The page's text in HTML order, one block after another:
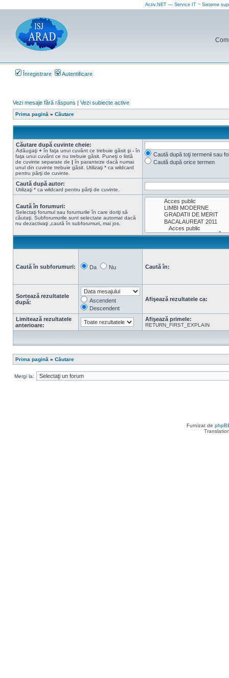
Activ.NET — Service IT ~ Sisteme
Înregistrare Autentificare
Vezi mesaje fără răspuns | Vezi subiecte active
Prima pagină » Căutare
Căutare după cuvinte cheie:
Adăugaţi + în faţa unui cuvânt ce trebuie găsit şi - în
faţa unui cuvânt ce nu trebuie găsit. Puneţi o listă
de cuvinte separate de | în paranteze dacă numai
unul din cuvinte trebuie găsit. Utilizaţi * ca wildcard
pentru părţi de cuvinte.
Caută după toţi termenii sau
Caută după orice termen
Caută după autor:
Utilizaţi * ca wildcard pentru părţi de cuvinte.
Caută în forumuri:
Selectaţi forumul sau forumurile în care doriţi să
căutaţi. Subforumurile sunt selectate automat dacă
nu dezactivaţi „caută în subforumuri„ mai jos.
Caută în subforumuri: Da Nu Caută în:
Sortează rezultatele
după:
Ascendent
Descendent
Afişează rezultatele ca:
Limitează rezultatele
anterioare:
Afişează primele:
RETURN_FIRST_EXPLAIN
Prima pagină » Căutare
Mergi la:
Furnizat de